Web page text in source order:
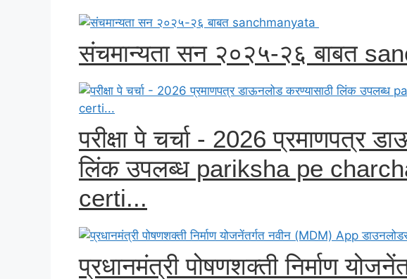
संचमान्यता सन २०२५-२६ बाबत
परीक्षा पे चर्चा - 2026 प्रमाणपत्र
लिंक उपलब्ध pariksha pe
certi...
प्रधानमंत्री पोषणशक्ती निर्माण